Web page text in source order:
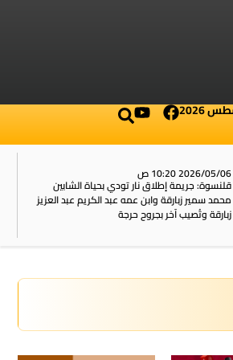
2026/05/06 10:20 ص
قلنسوة: جريمة إطلاق نار تودي بحياة الشابين
محمد سمير زبارقة وابن عمه عبد الكريم عبد العزيز
زبارقة وتُصيب آخر بجروح حرجة